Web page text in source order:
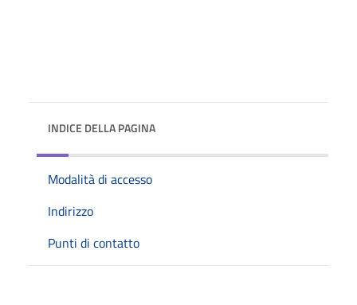
INDICE DELLA PAGINA
Modalità di accesso
Indirizzo
Punti di contatto